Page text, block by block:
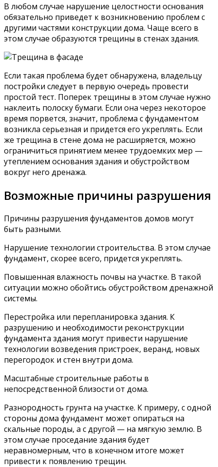
В любом случае нарушение целостности основания
обязательно приведет к возникновению проблем с
другими частями конструкции дома. Чаще всего в
этом случае образуются трещины в стенах здания.
Если такая проблема будет обнаружена, владельцу
постройки следует в первую очередь провести
простой тест. Поперек трещины в этом случае нужно
наклеить полоску бумаги. Если она через некоторое
время порвется, значит, проблема с фундаментом
возникла серьезная и придется его укреплять. Если
же трещина в стене дома не расширяется, можно
ограничиться принятием менее трудоемких мер —
утеплением основания здания и обустройством
вокруг него дренажа.
Возможные причины разрушения
Причины разрушения фундаментов домов могут
быть разными.
Нарушение технологии строительства. В этом случае
фундамент, скорее всего, придется укреплять.
Повышенная влажность почвы на участке. В такой
ситуации можно обойтись обустройством дренажной
системы.
Перестройка или перепланировка здания. К
разрушению и необходимости реконструкции
фундамента здания могут привести нарушение
технологии возведения пристроек, веранд, новых
перегородок и стен внутри дома.
Масштабные строительные работы в
непосредственной близости от дома.
Разнородность грунта на участке. К примеру, с одной
стороны дома фундамент может опираться на
скальные породы, а с другой — на мягкую землю. В
этом случае проседание здания будет
неравномерным, что в конечном итоге может
привести к появлению трещин.